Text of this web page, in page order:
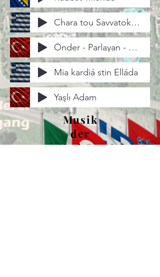
Chara tou Savvatokyriakou'
Önder - Parlayan - Oriental_gut
Mia kardiá stin Elláda
Yaşlı Adam
Musik
der
Natione